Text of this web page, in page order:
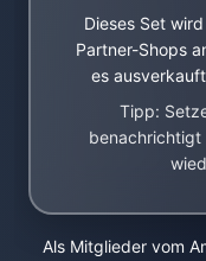
Dieses Set
Partner-Shops
es
Tipp:
benachrichtigt
Als Mitglieder vom